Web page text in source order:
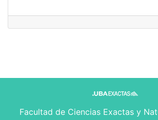
Facultad de Ciencias Exactas y